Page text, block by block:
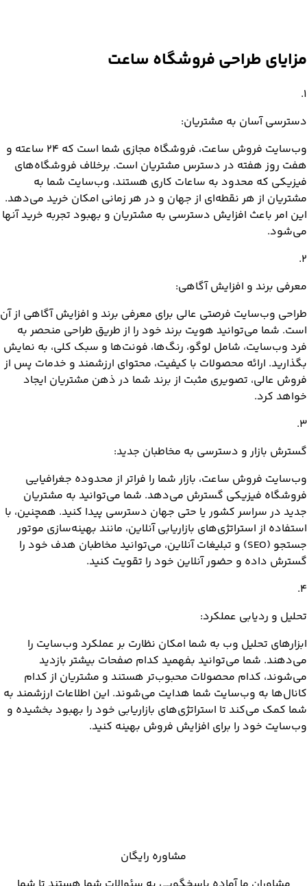
مزایایطراحی فروشگاه ساعت
1
.
دسترسی آسان به مشتریان:
وب‌سایت فروش ساعت، فروشگاه مجازی شما است که 24 ساعته و
هفت روز هفته در دسترس مشتریان است. برخلاف فروشگاه‌های
فیزیکی که محدود به ساعات کاری هستند، وب‌سایت شما به
مشتریان از هر نقطه‌ای از جهان و در هر زمانی امکان خرید می‌دهد.
این امر باعث افزایش دسترسی به مشتریان و بهبود تجربه خرید آنها
می‌شود.
2
.
معرفی برند و افزایش آگاهی:
طراحی وب‌سایت فرصتی عالی برای معرفی برند و افزایش آگاهی از آن
است. شما می‌توانید هویت برند خود را از طریق طراحی منحصر به
فرد وب‌سایت، شامل لوگو، رنگ‌ها، فونت‌ها و سبک کلی، به نمایش
بگذارید. ارائه محصولات با کیفیت، محتوای ارزشمند و خدمات پس از
فروش عالی، تصویری مثبت از برند شما در ذهن مشتریان ایجاد
خواهد کرد.
3
.
گسترش بازار و دسترسی به مخاطبان جدید:
وب‌سایت فروش ساعت، بازار شما را فراتر از محدوده جغرافیایی
فروشگاه فیزیکی گسترش می‌دهد. شما می‌توانید به مشتریان
جدید در سراسر کشور یا حتی جهان دسترسی پیدا کنید. همچنین، با
استفاده از استراتژی‌های بازاریابی آنلاین، مانند بهینه‌سازی موتور
جستجو (SEO) و تبلیغات آنلاین، می‌توانید مخاطبان هدف خود را
گسترش داده و حضور آنلاین خود را تقویت کنید.
4
.
تحلیل و ردیابی عملکرد:
ابزارهای تحلیل وب به شما امکان نظارت بر عملکرد وب‌سایت را
می‌دهند. شما می‌توانید بفهمید کدام صفحات بیشتر بازدید
می‌شوند، کدام محصولات محبوب‌تر هستند و مشتریان از کدام
کانال‌ها به وب‌سایت شما هدایت می‌شوند. این اطلاعات ارزشمند به
شما کمک می‌کند تا استراتژی‌های بازاریابی خود را بهبود بخشیده و
وب‌سایت خود را برای افزایش فروش بهینه کنید.
مشاوره رایگان